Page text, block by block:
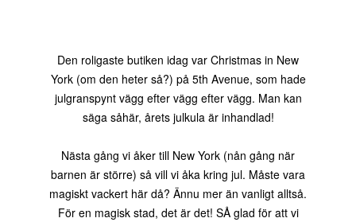
Den roligaste butiken idag var Christmas in New
York (om den heter så?) på 5th Avenue, som hade
julgranspynt vägg efter vägg efter vägg. Man kan
säga såhär, årets julkula är inhandlad!
Nästa gång vi åker till New York (nån gång när
barnen är större) så vill vi åka kring jul. Måste vara
magiskt vackert här då? Ännu mer än vanligt alltså.
För en magisk stad, det är det! SÅ glad för att vi